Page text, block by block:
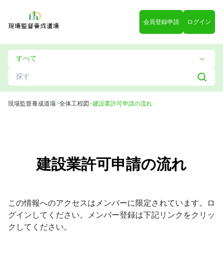
会員登録申請 ログイン
現場監督養成道場>全体工程図>建設業許可申請の流れ
建設業許可申請の流れ
この情報へのアクセスはメンバーに限定されています。ロ
グインしてください。メンバー登録は下記リンクをクリッ
クしてください。